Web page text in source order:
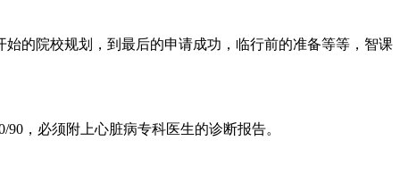
的院校规划，到最后的申请成功，临行前的准备等等，智课
，必须附上心脏病专科医生的诊断报告。